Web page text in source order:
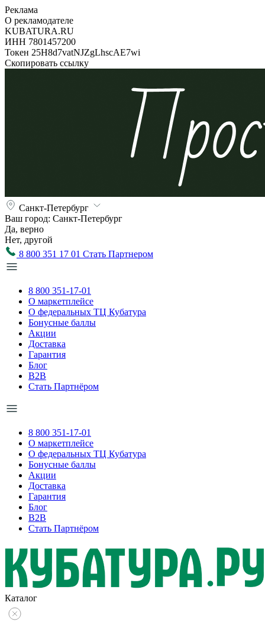
Реклама
О рекламодателе
KUBATURA.RU
ИНН 7801457200
Токен 25H8d7vatNJZgLhscAE7wi
Скопировать ссылку
Санкт-Петербург
Ваш город: Санкт-Петербург
Да, верно
Нет, другой
8 800 351 17 01 Стать Партнером
8 800 351-17-01
О маркетплейсе
О федеральных ТЦ Кубатура
Бонусные баллы
Акции
Доставка
Гарантия
Блог
B2B
Стать Партнёром
8 800 351-17-01
О маркетплейсе
О федеральных ТЦ Кубатура
Бонусные баллы
Акции
Доставка
Гарантия
Блог
B2B
Стать Партнёром
Каталог